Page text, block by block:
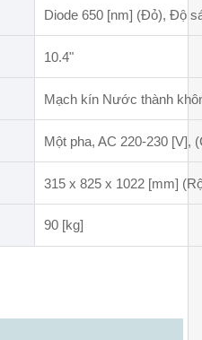
Diode 650 [nm] (Đỏ), Độ
10.4"
Mạch kín Nước thành
Một pha, AC 220-230 [V],
315 x 825 x 1022 [mm]
90 [kg]